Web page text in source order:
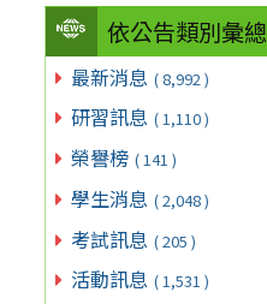
依公告類別彙總
最新消息 ( 8,992 )
研習訊息 ( 1,110 )
榮譽榜 ( 141 )
學生消息 ( 2,048 )
考試訊息 ( 205 )
活動訊息 ( 1,531 )